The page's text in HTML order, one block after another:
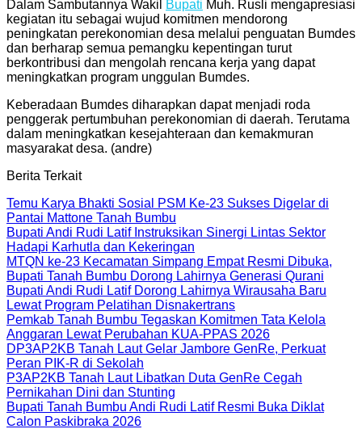
Dalam Sambutannya Wakil
Bupati Muh. Rusli mengapresiasi
kegiatan itu sebagai wujud komitmen mendorong
peningkatan perekonomian desa melalui penguatan Bumdes
dan berharap semua pemangku kepentingan turut
berkontribusi dan mengolah rencana kerja yang dapat
meningkatkan program unggulan Bumdes.
Keberadaan Bumdes diharapkan dapat menjadi roda
penggerak pertumbuhan perekonomian di daerah. Terutama
dalam meningkatkan kesejahteraan dan kemakmuran
masyarakat desa. (andre)
Berita Terkait
Temu Karya Bhakti Sosial PSM Ke-23 Sukses Digelar di
Pantai Mattone Tanah Bumbu
Bupati Andi Rudi Latif Instruksikan Sinergi Lintas Sektor
Hadapi Karhutla dan Kekeringan
MTQN ke-23 Kecamatan Simpang Empat Resmi Dibuka,
Bupati Tanah Bumbu Dorong Lahirnya Generasi Qurani
Bupati Andi Rudi Latif Dorong Lahirnya Wirausaha Baru
Lewat Program Pelatihan Disnakertrans
Pemkab Tanah Bumbu Tegaskan Komitmen Tata Kelola
Anggaran Lewat Perubahan KUA-PPAS 2026
DP3AP2KB Tanah Laut Gelar Jambore GenRe, Perkuat
Peran PIK-R di Sekolah
P3AP2KB Tanah Laut Libatkan Duta GenRe Cegah
Pernikahan Dini dan Stunting
Bupati Tanah Bumbu Andi Rudi Latif Resmi Buka Diklat
Calon Paskibraka 2026